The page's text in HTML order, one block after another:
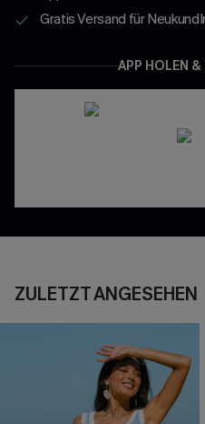
Gratis Versand für
APP HOLEN
ZULETZT ANGESEHEN